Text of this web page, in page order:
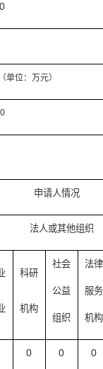
0
单位：万元）
0
申请人情况
法人或其他组织
科研
机构
社会
公益
组织
法律
服务
机构
0 0 0